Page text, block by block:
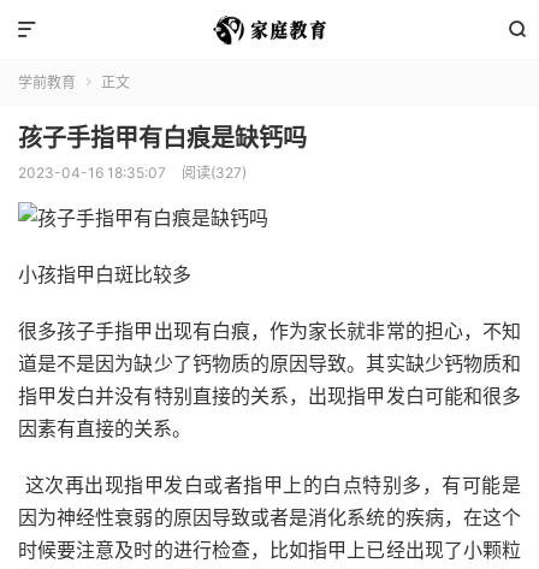


学前教育  正文
孩子手指甲有白痕是缺钙吗
2023-04-16 18:35:07 阅读(327)
小孩指甲白斑比较多
很多孩子手指甲出现有白痕，作为家长就非常的担心，不知
道是不是因为缺少了钙物质的原因导致。其实缺少钙物质和
指甲发白并没有特别直接的关系，出现指甲发白可能和很多
因素有直接的关系。
这次再出现指甲发白或者指甲上的白点特别多，有可能是
因为神经性衰弱的原因导致或者是消化系统的疾病，在这个
时候要注意及时的进行检查，比如指甲上已经出现了小颗粒